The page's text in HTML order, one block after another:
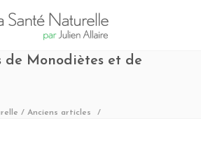
de Monodiètes et de
/ Anciens articles /